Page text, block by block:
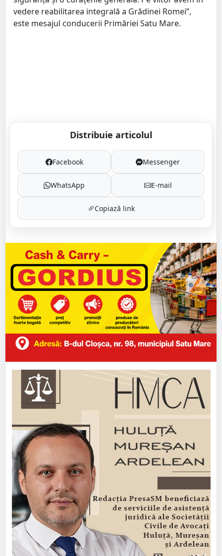
vedere reabilitarea integrală a Grădinei Romei”,
este mesajul conducerii Primăriei Satu Mare.
Distribuie articolul
Facebook Messenger
WhatsApp E-mail
Copiază link